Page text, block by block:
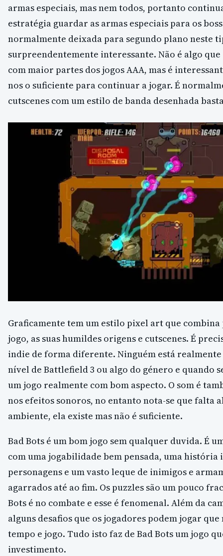
armas especiais, mas nem todos, portanto
estratégia guardar as armas especiais para os
normalmente deixada para segundo plano neste
surpreendentemente interessante. Não é algo
com maior partes dos jogos AAA, mas é
nos o suficiente para continuar a jogar. É
cutscenes com um estilo de banda desenhada
Graficamente tem um estilo pixel art que
jogo, as suas humildes origens e cutscenes. É
indie de forma diferente. Ninguém está realmente
nível de Battlefield 3 ou algo do género e quando
um jogo realmente com bom aspecto. O som é
nos efeitos sonoros, no entanto nota-se que falta
ambiente, ela existe mas não é suficiente.
Bad Bots é um bom jogo sem qualquer duvida. É
com uma jogabilidade bem pensada, uma história
personagens e um vasto leque de inimigos e
agarrados até ao fim. Os puzzles são um pouco
Bots é no combate e esse é fenomenal. Além da
alguns desafios que os jogadores podem jogar
tempo e jogo. Tudo isto faz de Bad Bots um jogo
investimento.